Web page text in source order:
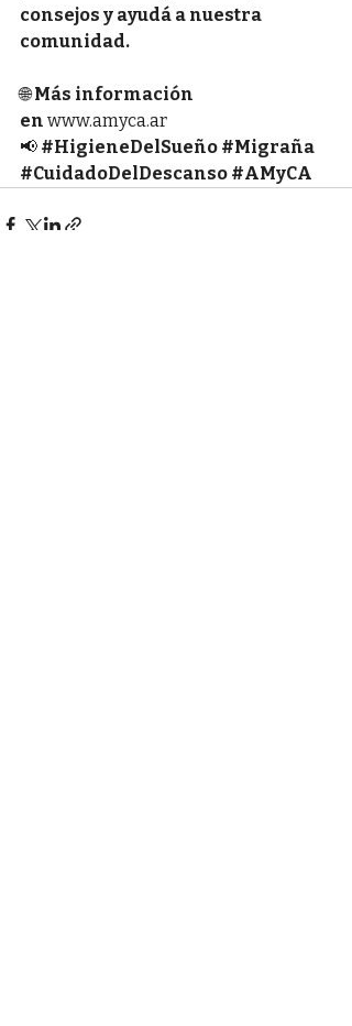
consejos y ayudá a nuestra
comunidad.
🌐 Más información
en www.amyca.ar
📢 #HigieneDelSueño #Migraña
#CuidadoDelDescanso #AMyCA